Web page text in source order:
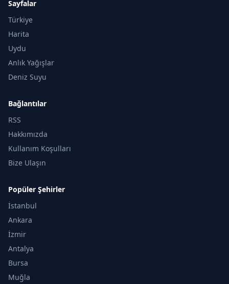
Sayfalar
Türkiye
Harita
Uydu
Anlık Yağışlar
Deniz Suyu
Bağlantılar
RSS
Hakkımızda
Kullanım Koşulları
Bize Ulaşın
Popüler Şehirler
İstanbul
Ankara
İzmir
Antalya
Bursa
Muğla